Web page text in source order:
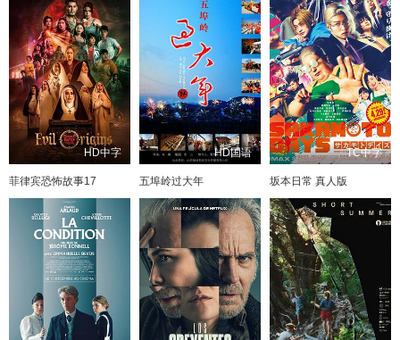
HD中字
菲律宾恐怖故事17
HD国语
五埠岭过大年
TC中字
坂本日常 真人版